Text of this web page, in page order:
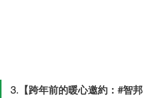
3.【跨年前的暖心邀約：#智邦